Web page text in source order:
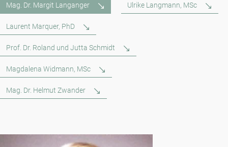
Mag. Dr. Margit Langanger Ulrike Langmann, MSc
Laurent Marquer, PhD
Prof. Dr. Roland und Jutta Schmidt
Magdalena Widmann, MSc
Mag. Dr. Helmut Zwander